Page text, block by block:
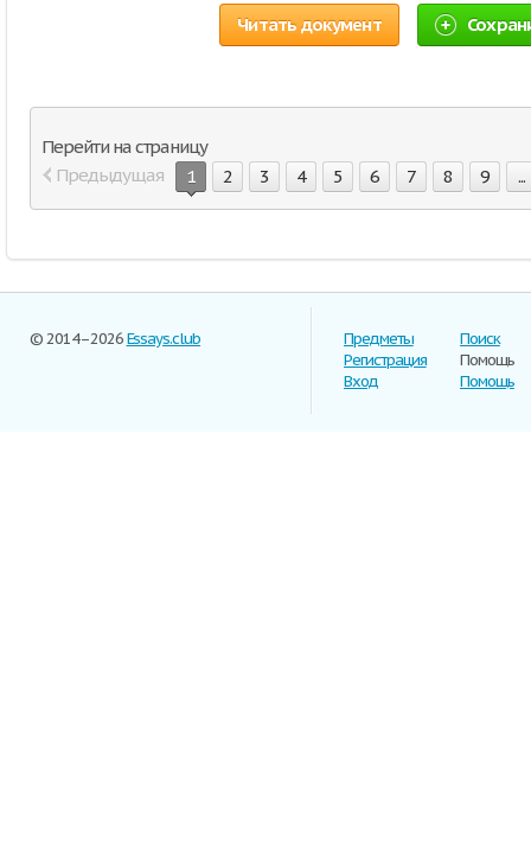
Читать документ
Перейти на страницу
Предыдущая
1 2 3 4 5 6 7 8 9 ...
© 2014–2026Essays.club
Предметы
Регистрация
Вход
Поиск
Помощь
Помощь